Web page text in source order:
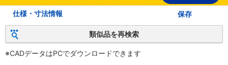
仕様・寸法情報 保存
類似品を再検索
※CADデータはPCでダウンロードできます